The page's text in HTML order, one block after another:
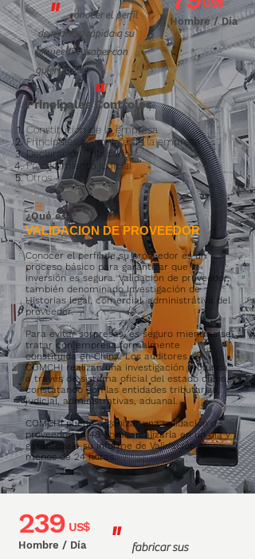
US$
Hombre / Día
Principales Controles
Constitución de la empresa
Principales accionista de la empresa
Declaración Tributaria
Procedimiento judicial
Otros
¿Qué es ?
VALIDACION DE PROVEEDOR
Conocer el perfil de su proveedor es un
proceso básico para garantizar que la
inversión es segura. Validación de proveedor,
también denominado Investigación de
Historias legal, comercial, administrativa del
proveedor.
Para evitar sorpresas, es seguro mientras se
tratar con empresa formalmente
constituida en China. Los auditores de
COMCHI realizan una investigación profunda
a través de sistema oficial del estado chino,
constatando con las entidades tributarias,
judicial, administrativas, aduanal.
COMCHI puede organizar una validación de
proveedor en 48 horas, realizarla en un día y
garantizarle su informe de Validación en
menos de 24 horas.
"
conocer el perfil
de manera rápida a su
proveedor , saber con
quien tratar.
"
US$
Hombre / Día
239 "
fabricar sus